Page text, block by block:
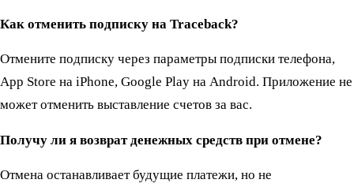
Как отменить подписку на Traceback?
Отмените подписку через параметры подписки телефона,
App Store на iPhone, Google Play на Android. Приложение не
может отменить выставление счетов за вас.
Получу ли я возврат денежных средств при отмене?
Отмена останавливает будущие платежи, но не